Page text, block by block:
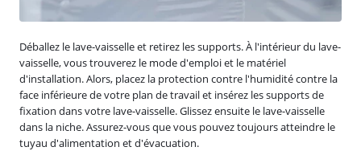
Déballez le lave-vaisselle et retirez les supports. À l'intérieur du lave-
vaisselle, vous trouverez le mode d'emploi et le matériel
d'installation. Alors, placez la protection contre l'humidité contre la
face inférieure de votre plan de travail et insérez les supports de
fixation dans votre lave-vaisselle. Glissez ensuite le lave-vaisselle
dans la niche. Assurez-vous que vous pouvez toujours atteindre le
tuyau d'alimentation et d'évacuation.